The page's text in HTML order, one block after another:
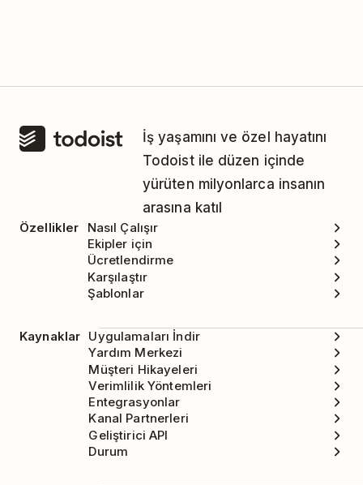
İş yaşamını ve özel hayatını
Todoist ile düzen içinde
yürüten milyonlarca insanın
arasına katıl
Özellikler
Nasıl Çalışır
Ekipler için
Ücretlendirme
Karşılaştır
Şablonlar
Kaynaklar Uygulamaları İndir
Yardım Merkezi
Müşteri Hikayeleri
Verimlilik Yöntemleri
Entegrasyonlar
Kanal Partnerleri
Geliştirici API
Durum